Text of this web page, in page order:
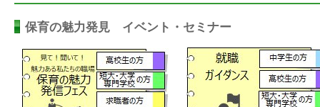
保育の魅力発見 イベント・セミナー